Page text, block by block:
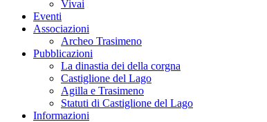
Vivai
Eventi
Associazioni
Archeo Trasimeno
Pubblicazioni
La dinastia dei della corgna
Castiglione del Lago
Agilla e Trasimeno
Statuti di Castiglione del Lago
Informazioni